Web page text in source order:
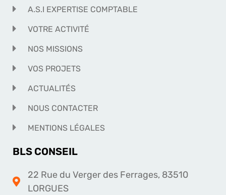
A.S.I EXPERTISE COMPTABLE
VOTRE ACTIVITÉ
NOS MISSIONS
VOS PROJETS
ACTUALITÉS
NOUS CONTACTER
MENTIONS LÉGALES
BLS CONSEIL
22 Rue du Verger des Ferrages, 83510
LORGUES